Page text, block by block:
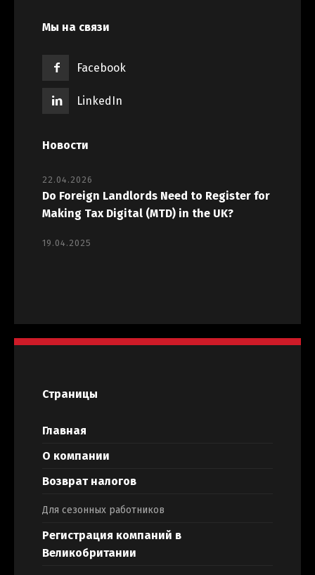
Мы на связи
Facebook
LinkedIn
Новости
22.04.2026
Do Foreign Landlords Need to Register for
Making Tax Digital (MTD) in the UK?
19.04.2025
Страницы
Главная
О компании
Возврат налогов
Для сезонных работников
Регистрация компаний в
Великобритании